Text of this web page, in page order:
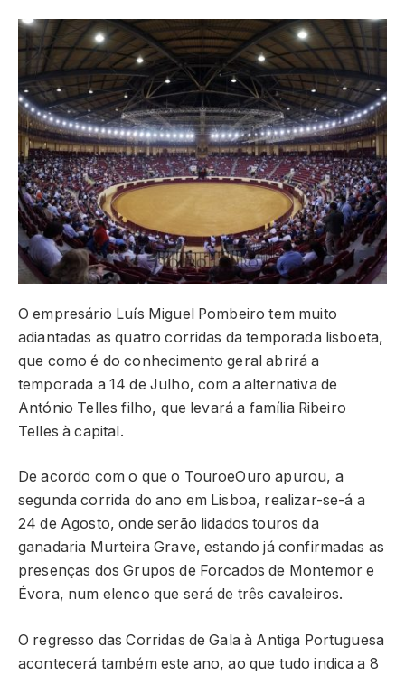
O empresário Luís Miguel Pombeiro tem muito
adiantadas as quatro corridas da temporada lisboeta,
que como é do conhecimento geral abrirá a
temporada a 14 de Julho, com a alternativa de
António Telles filho, que levará a família Ribeiro
Telles à capital.
De acordo com o que o TouroeOuro apurou, a
segunda corrida do ano em Lisboa, realizar-se-á a
24 de Agosto, onde serão lidados touros da
ganadaria Murteira Grave, estando já confirmadas as
presenças dos Grupos de Forcados de Montemor e
Évora, num elenco que será de três cavaleiros.
O regresso das Corridas de Gala à Antiga Portuguesa
acontecerá também este ano, ao que tudo indica a 8